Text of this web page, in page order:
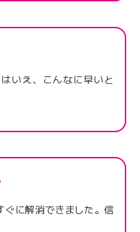
いえ、こんなに早いと
ぐに解消できました。信